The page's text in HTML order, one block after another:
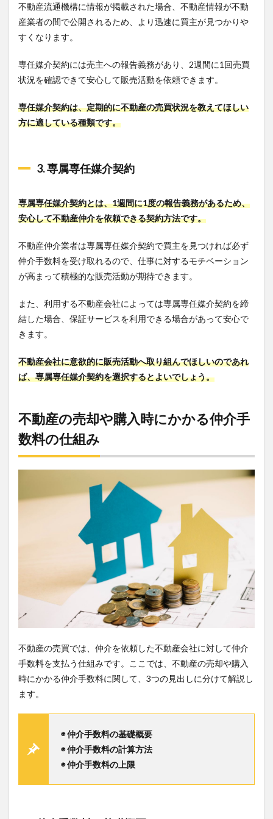
不動産流通機構に情報が掲載された場合、不動産情報が不動
産業者の間で公開されるため、より迅速に買主が見つかりや
すくなります。
専任媒介契約には売主への報告義務があり、2週間に1回売買
状況を確認できて安心して販売活動を依頼できます。
専任媒介契約は、定期的に不動産の売買状況を教えてほしい
方に適している種類です。
3. 専属専任媒介契約
専属専任媒介契約とは、1週間に1度の報告義務があるため、
安心して不動産仲介を依頼できる契約方法です。
不動産仲介業者は専属専任媒介契約で買主を見つければ必ず
仲介手数料を受け取れるので、仕事に対するモチベーション
が高まって積極的な販売活動が期待できます。
また、利用する不動産会社によっては専属専任媒介契約を締
結した場合、保証サービスを利用できる場合があって安心で
きます。
不動産会社に意欲的に販売活動へ取り組んでほしいのであれ
ば、専属専任媒介契約を選択するとよいでしょう。
不動産の売却や購入時にかかる仲介手
数料の仕組み
不動産の売買では、仲介を依頼した不動産会社に対して仲介
手数料を支払う仕組みです。ここでは、不動産の売却や購入
時にかかる仲介手数料に関して、3つの見出しに分けて解説し
ます。
◉ 仲介手数料の基礎概要
◉ 仲介手数料の計算方法
◉ 仲介手数料の上限